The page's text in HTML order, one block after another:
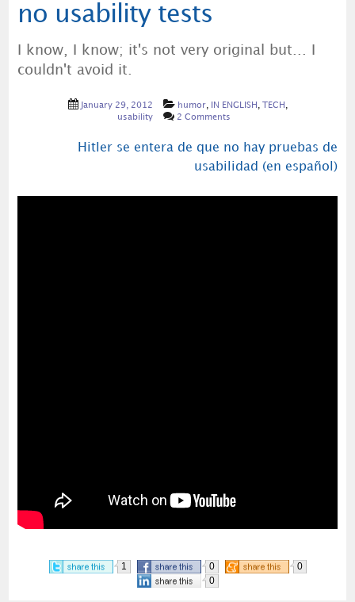
no usability tests
I know, I know; it's not very original but... I
couldn't avoid it.
January 29, 2012 humor, IN ENGLISH TECH
usability
2 Comments
Hitler se entera de que no hay pruebas de
usabilidad (en español)
1 0
0
0